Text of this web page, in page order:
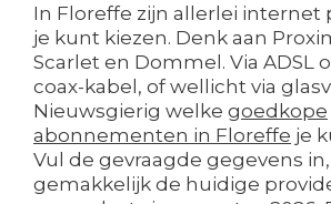
In Floreffe zijn allerlei internet
je kunt kiezen. Denk aan
Scarlet en Dommel. Via ADSL
coax-kabel, of wellicht via
Nieuwsgierig welke goedkope
abonnementen in Floreffe je
Vul de gevraagde gegevens
gemakkelijk de huidige